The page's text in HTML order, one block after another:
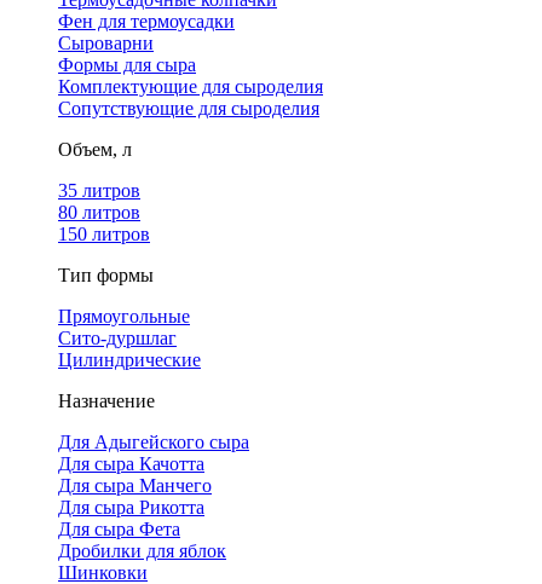
Фен для термоусадки
Сыроварни
Формы для сыра
Комплектующие для сыроделия
Сопутствующие для сыроделия
Объем, л
35 литров
80 литров
150 литров
Тип формы
Прямоугольные
Сито-дуршлаг
Цилиндрические
Назначение
Для Адыгейского сыра
Для сыра Качотта
Для сыра Манчего
Для сыра Рикотта
Для сыра Фета
Дробилки для яблок
Шинковки